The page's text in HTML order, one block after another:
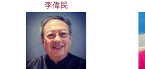
李偉民